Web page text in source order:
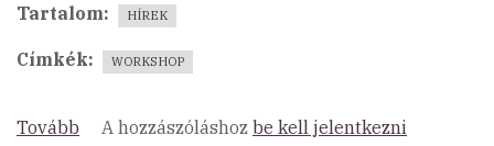
Tartalom HÍREK
Címkék WORKSHOP
Tovább (Workshop
A hozzászóláshoz be kell jelentkezni